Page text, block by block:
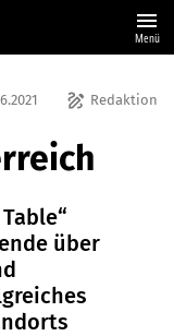
menu
Menü
draw Redaktion
über